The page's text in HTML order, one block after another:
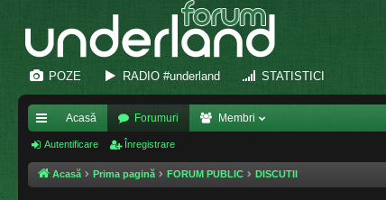
POZE RADIO #underland STATISTICI
eg
ăt
Acasă Forumuri Membri
Autentificare Înregistrare
Acasă Prima pagină FORUM PUBLIC DISCUTII